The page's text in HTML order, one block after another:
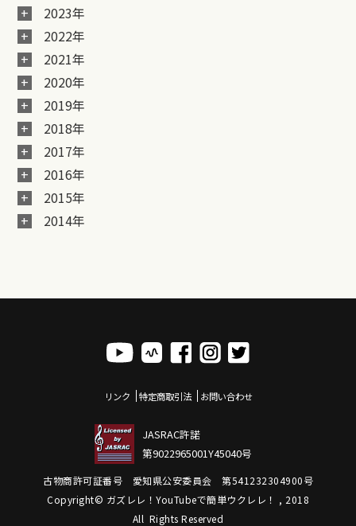
2023年
2022年
2021年
2020年
2019年
2018年
2017年
2016年
2015年
2014年
リンク 特定商取引法 お問い合わせ
JASRAC許諾
第9022965001Y45040号
古物商許可証番号 愛知県公安委員会 第541232304900号
Copyright© ガズレレ！YouTubeで簡単ウクレレ！ , 2018
All Rights Reserved